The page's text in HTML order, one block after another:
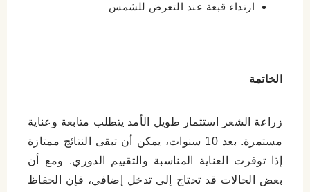
ارتداء قبعة عند التعرض للشمس
الخاتمة
زراعة الشعر استثمار طويل الأمد يتطلب متابعة وعناية
مستمرة. بعد 10 سنوات، يمكن أن تبقى النتائج ممتازة
إذا توفرت العناية المناسبة والتقييم الدوري. ومع أن
بعض الحالات قد تحتاج إلى تدخل إضافي، فإن الحفاظ